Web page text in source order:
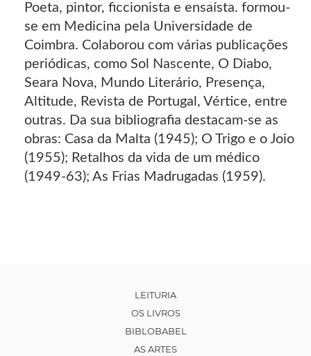
Poeta, pintor, ficcionista e ensaísta. formou-
se em Medicina pela Universidade de
Coimbra. Colaborou com várias publicações
periódicas, como Sol Nascente, O Diabo,
Seara Nova, Mundo Literário, Presença,
Altitude, Revista de Portugal, Vértice, entre
outras. Da sua bibliografia destacam-se as
obras: Casa da Malta (1945); O Trigo e o Joio
(1955); Retalhos da vida de um médico
(1949-63); As Frias Madrugadas (1959).
LEITURIA
OS LIVROS
BIBLOBABEL
AS ARTES